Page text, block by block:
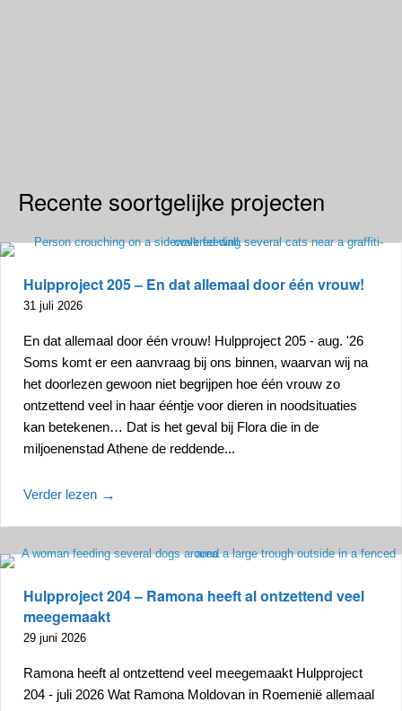
Recente soortgelijke projecten
Hulpproject 205 – En dat allemaal door één vrouw!
31 juli 2026
En dat allemaal door één vrouw! Hulpproject 205 - aug. '26
Soms komt er een aanvraag bij ons binnen, waarvan wij na
het doorlezen gewoon niet begrijpen hoe één vrouw zo
ontzettend veel in haar ééntje voor dieren in noodsituaties
kan betekenen… Dat is het geval bij Flora die in de
miljoenenstad Athene de reddende...
Verder lezen →
Hulpproject 204 – Ramona heeft al ontzettend veel
meegemaakt
29 juni 2026
Ramona heeft al ontzettend veel meegemaakt Hulpproject
204 - juli 2026 Wat Ramona Moldovan in Roemenië allemaal